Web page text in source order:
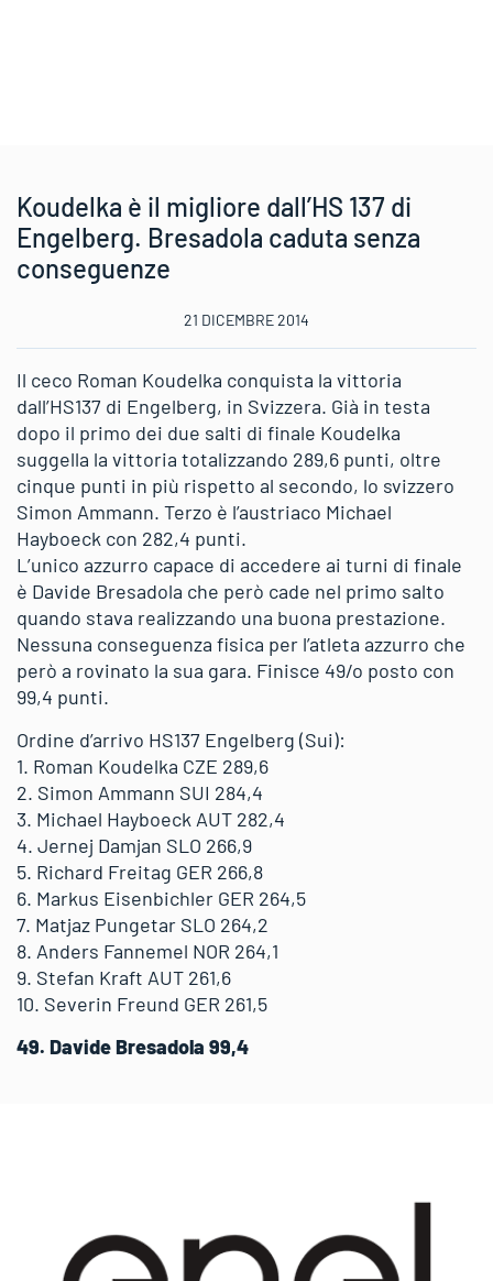
Koudelka è il migliore dall’HS 137 di
Engelberg. Bresadola caduta senza
conseguenze
21 DICEMBRE 2014
Il ceco Roman Koudelka conquista la vittoria
dall’HS137 di Engelberg, in Svizzera. Già in testa
dopo il primo dei due salti di finale Koudelka
suggella la vittoria totalizzando 289,6 punti, oltre
cinque punti in più rispetto al secondo, lo svizzero
Simon Ammann. Terzo è l’austriaco Michael
Hayboeck con 282,4 punti.
L’unico azzurro capace di accedere ai turni di finale
è Davide Bresadola che però cade nel primo salto
quando stava realizzando una buona prestazione.
Nessuna conseguenza fisica per l’atleta azzurro che
però a rovinato la sua gara. Finisce 49/o posto con
99,4 punti.
Ordine d’arrivo HS137 Engelberg (Sui):
1. Roman Koudelka CZE 289,6
2. Simon Ammann SUI 284,4
3. Michael Hayboeck AUT 282,4
4. Jernej Damjan SLO 266,9
5. Richard Freitag GER 266,8
6. Markus Eisenbichler GER 264,5
7. Matjaz Pungetar SLO 264,2
8. Anders Fannemel NOR 264,1
9. Stefan Kraft AUT 261,6
10. Severin Freund GER 261,5
49. Davide Bresadola 99,4